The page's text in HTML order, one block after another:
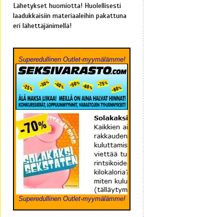
Lähetykset huomiotta! Huolellisesti
laadukkaisiin materiaaleihin pakattuna
eri lähettäjänimellä!
Superedullinen Outlet-myymälämme!
Superedullinen Outlet-myymälämme!